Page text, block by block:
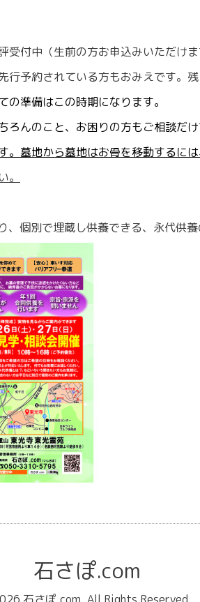
受付中（生前の方お申込みいただけま
予約されている方もおみえです。残
準備はこの時期になります。
んのこと、お困りの方もご相談だけ
墓地から墓地はお骨を移動するに
個別で埋蔵し供養できる、永代供養
石さぽ.com